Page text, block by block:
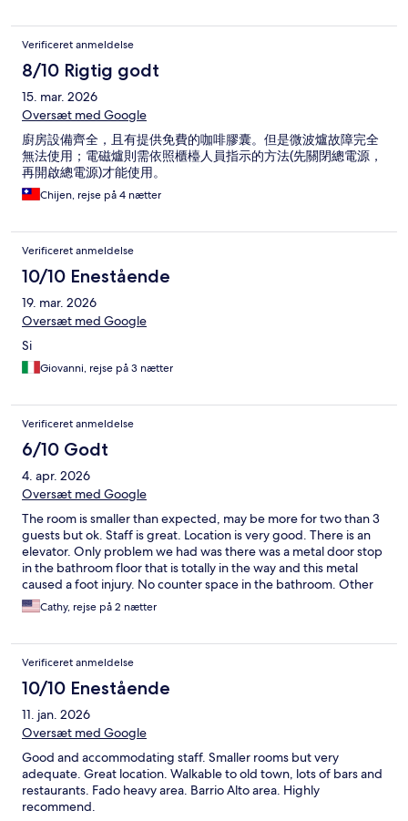
Verificeret anmeldelse
8/10 Rigtig godt
15. mar. 2026
Oversæt med Google
廚房設備齊全，且有提供免費的咖啡膠囊。但是微波爐故障完全
無法使用；電磁爐則需依照櫃檯人員指示的方法(先關閉總電源，
再開啟總電源)才能使用。
Chijen, rejse på 4 nætter
Verificeret anmeldelse
10/10 Enestående
19. mar. 2026
Oversæt med Google
Si
Giovanni, rejse på 3 nætter
Verificeret anmeldelse
6/10 Godt
4. apr. 2026
Oversæt med Google
The room is smaller than expected, may be more for two than 3
guests but ok. Staff is great. Location is very good. There is an
elevator. Only problem we had was there was a metal door stop
in the bathroom floor that is totally in the way and this metal
caused a foot injury. No counter space in the bathroom. Other
than that we stayed here for 2 nights and it was fine.
Cathy, rejse på 2 nætter
Verificeret anmeldelse
10/10 Enestående
11. jan. 2026
Oversæt med Google
Good and accommodating staff. Smaller rooms but very
adequate. Great location. Walkable to old town, lots of bars and
restaurants. Fado heavy area. Barrio Alto area. Highly
recommend.